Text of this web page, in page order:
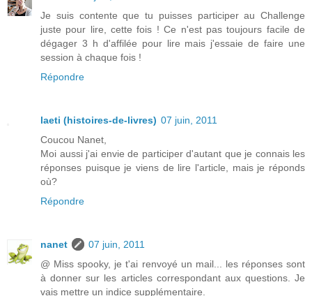
Je suis contente que tu puisses participer au Challenge
juste pour lire, cette fois ! Ce n'est pas toujours facile de
dégager 3 h d'affilée pour lire mais j'essaie de faire une
session à chaque fois !
Répondre
laeti (histoires-de-livres) 07 juin, 2011
Coucou Nanet,
Moi aussi j'ai envie de participer d'autant que je connais les
réponses puisque je viens de lire l'article, mais je réponds
où?
Répondre
nanet
07 juin, 2011
@ Miss spooky, je t'ai renvoyé un mail... les réponses sont
à donner sur les articles correspondant aux questions. Je
vais mettre un indice supplémentaire.